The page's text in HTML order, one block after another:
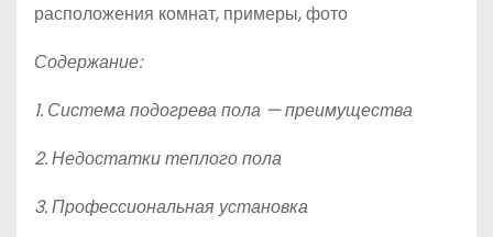
расположения комнат, примеры, фото
Содержание:
1. Система подогрева пола — преимущества
2. Недостатки теплого пола
3. Профессиональная установка